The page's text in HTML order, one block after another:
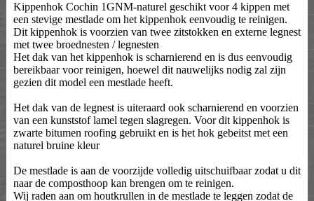
Kippenhok Cochin 1GNM-naturel geschikt voor 4 kippen met
een stevige mestlade om het kippenhok eenvoudig te reinigen.
Dit kippenhok is voorzien van twee zitstokken en externe legnest
met twee broednesten / legnesten
Het dak van het kippenhok is scharnierend en is dus eenvoudig
bereikbaar voor reinigen, hoewel dit nauwelijks nodig zal zijn
gezien dit model een mestlade heeft.
Het dak van de legnest is uiteraard ook scharnierend en voorzien
van een kunststof lamel tegen slagregen. Voor dit kippenhok is
zwarte bitumen roofing gebruikt en is het hok gebeitst met een
naturel bruine kleur
De mestlade is aan de voorzijde volledig uitschuifbaar zodat u dit
naar de composthoop kan brengen om te reinigen.
Wij raden aan om houtkrullen in de mestlade te leggen zodat de